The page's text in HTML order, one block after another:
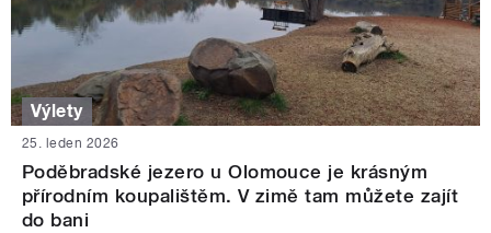
Výlety
25. leden 2026
Poděbradské jezero u Olomouce je krásným
přírodním koupalištěm. V zimě tam můžete zajít
do bani